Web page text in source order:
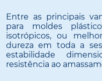
Entre as principais
para moldes
isotrópicos, ou
dureza em toda a
estabilidade
resistência ao